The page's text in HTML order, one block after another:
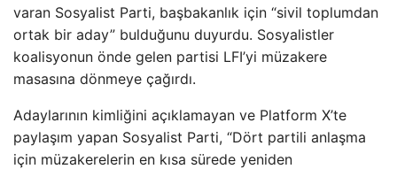
varan Sosyalist Parti, başbakanlık için “sivil toplumdan
ortak bir aday” bulduğunu duyurdu. Sosyalistler
koalisyonun önde gelen partisi LFI’yi müzakere
masasına dönmeye çağırdı.
Adaylarının kimliğini açıklamayan ve Platform X’te
paylaşım yapan Sosyalist Parti, “Dört partili anlaşma
için müzakerelerin en kısa sürede yeniden